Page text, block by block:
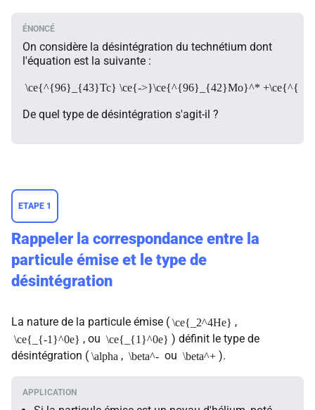
On considère la désintégration du technétium dont
l'équation est la suivante :
\ce{^{96}_{43}Tc} \ce{->}\ce{^{96}_{42}Mo}^*
De quel type de désintégration s'agit-il ?
ETAPE 1
Rappeler la correspondance entre la
particule émise et le type de
désintégration
La nature de la particule émise ( \ce{_2^4He} ,
\ce{_{-1}^0e} , ou \ce{_{1}^0e} ) définit le type de
désintégration ( \alpha , \beta^- ou \beta^+ ).